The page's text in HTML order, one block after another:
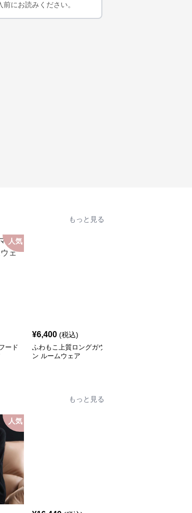
前にお読みください。
もっと見る
人気
ード
¥6,400 (税込)
ふわもこ上質ロングガウ
ン ルームウェア
もっと見る
人気